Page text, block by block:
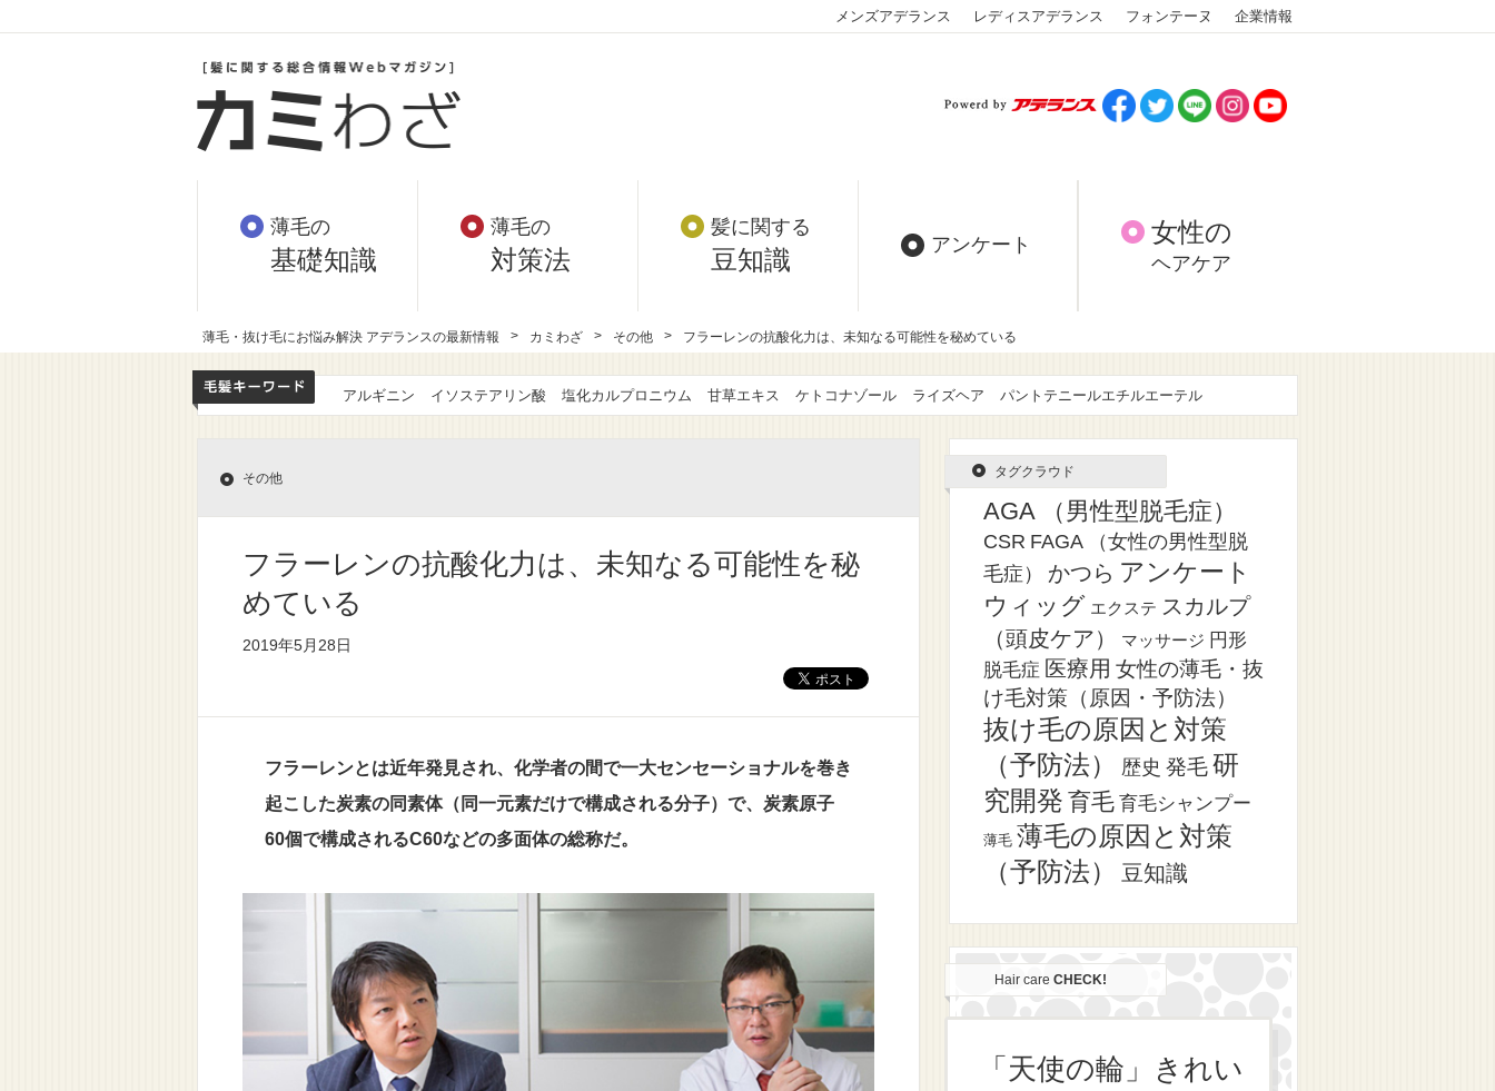
メンズアデランス レディスアデランス フォンテーヌ 企業情報
薄毛の
基礎知識
薄毛の
対策法
髪に関する
豆知識 アンケート 女性の
ヘアケア
薄毛・抜け毛にお悩み解決 アデランスの最新情報 カミわざ その他 フラーレンの抗酸化力は、未知なる可能性を秘めている
アルギニン イソステアリン酸 塩化カルプロニウム 甘草エキス ケトコナゾール ライズヘア パントテニールエチルエーテル
その他
フラーレンの抗酸化力は、未知なる可能性を秘
めている
2019年5月28日
フラーレンとは近年発見され、化学者の間で一大センセーショナルを巻き
起こした炭素の同素体（同一元素だけで構成される分子）で、炭素原子
60個で構成されるC60などの多面体の総称だ。
タグクラウド
AGA （男性型脱毛症）
CSR FAGA （女性の男性型脱
毛症）
かつら アンケート
ウィッグ エクステ スカルプ
（頭皮ケア）
マッサージ 円形
脱毛症 医療用 女性の薄毛・抜
け毛対策（原因・予防法）
抜け毛の原因と対策
（予防法）
歴史 発毛研
究開発 育毛 育毛シャンプー
薄毛 薄毛の原因と対策
（予防法）
豆知識
Hair care CHECK!
「天使の輪」きれい